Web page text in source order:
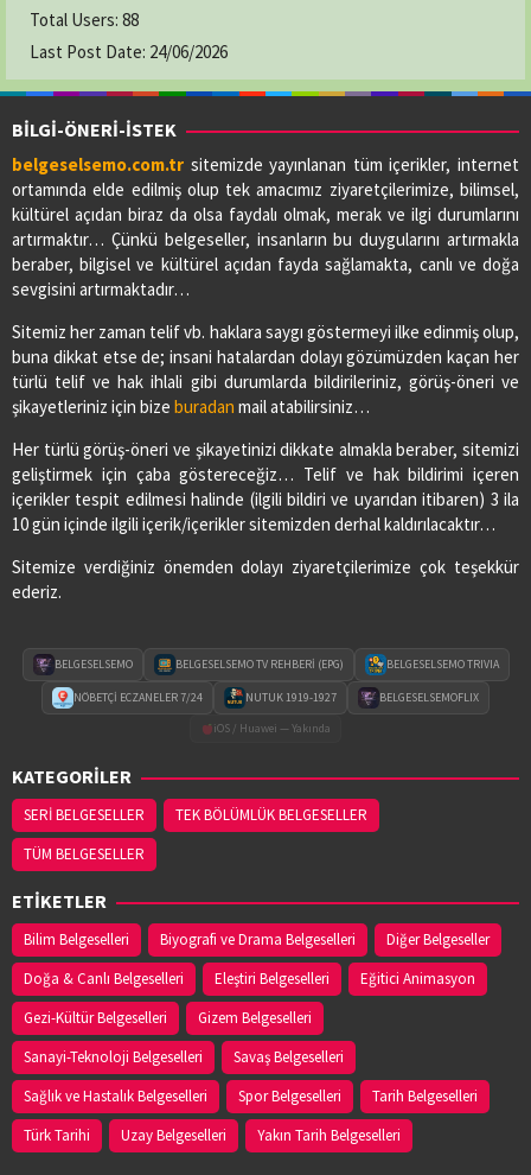
Total Users: 88
Last Post Date: 24/06/2026
BİLGİ-ÖNERİ-İSTEK
belgeselsemo.com.tr sitemizde yayınlanan tüm içerikler, internet
ortamında elde edilmiş olup tek amacımız ziyaretçilerimize, bilimsel,
kültürel açıdan biraz da olsa faydalı olmak, merak ve ilgi durumlarını
artırmaktır… Çünkü belgeseller, insanların bu duygularını artırmakla
beraber, bilgisel ve kültürel açıdan fayda sağlamakta, canlı ve doğa
sevgisini artırmaktadır…
Sitemiz her zaman telif vb. haklara saygı göstermeyi ilke edinmiş olup,
buna dikkat etse de; insani hatalardan dolayı gözümüzden kaçan her
türlü telif ve hak ihlali gibi durumlarda bildirileriniz, görüş-öneri ve
şikayetleriniz için bize buradan mail atabilirsiniz…
Her türlü görüş-öneri ve şikayetinizi dikkate almakla beraber, sitemizi
geliştirmek için çaba göstereceğiz… Telif ve hak bildirimi içeren
içerikler tespit edilmesi halinde (ilgili bildiri ve uyarıdan itibaren) 3 ila
10 gün içinde ilgili içerik/içerikler sitemizden derhal kaldırılacaktır…
Sitemize verdiğiniz önemden dolayı ziyaretçilerimize çok teşekkür
ederiz.
BELGESELSEMO BELGESELSEMO TV REHBERİ (EPG) BELGESELSEMO TRIVIA
NÖBETÇİ ECZANELER 7/24 NUTUK 1919-1927
BELGESELSEMOFLIX
iOS / Huawei — Yakında
KATEGORİLER
SERİ BELGESELLER
TEK BÖLÜMLÜK BELGESELLER
TÜM BELGESELLER
ETİKETLER
Bilim Belgeselleri Biyografi ve Drama Belgeselleri
Diğer Belgeseller
Doğa & Canlı Belgeselleri
Eleştiri Belgeselleri
Eğitici Animasyon
Gezi-Kültür Belgeselleri
Gizem Belgeselleri
Sanayi-Teknoloji Belgeselleri
Savaş Belgeselleri
Sağlık ve Hastalık Belgeselleri
Spor Belgeselleri
Tarih Belgeselleri
Türk Tarihi
Uzay Belgeselleri Yakın Tarih Belgeselleri